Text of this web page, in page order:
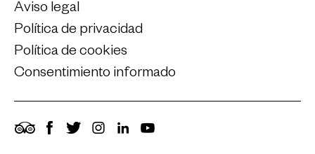
Aviso legal
Política de privacidad
Política de cookies
Consentimiento informado
TripAdvisor
Facebook
TwitterInstagram
LinkedIn